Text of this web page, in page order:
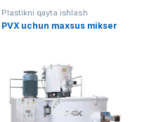
Plastikni qayta ishlash
PVX uchun maxsus mikser